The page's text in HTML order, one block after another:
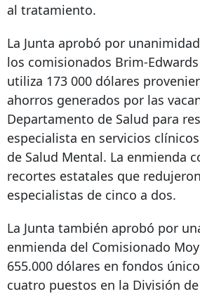
al tratamiento.
La Junta aprobó por
los comisionados Brim-
utiliza 173 000 dólares
ahorros generados por las
Departamento de Salud para
especialista en servicios
de Salud Mental. La enmienda
recortes estatales que
especialistas de cinco a dos.
La Junta también aprobó por
enmienda del Comisionado
655.000 dólares en fondos
cuatro puestos en la División